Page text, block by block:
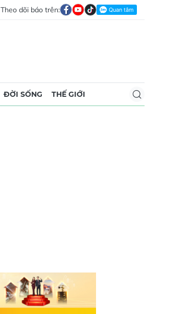
Theo dõi báo trên:
ĐỜI SỐNG THẾ GIỚI